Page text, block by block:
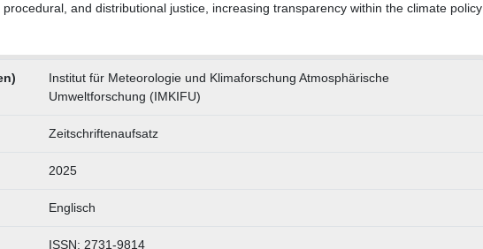
and distributional justice, increasing transparency within the climate policy
Institut für Meteorologie und Klimaforschung Atmosphärische
Umweltforschung (IMKIFU)
Zeitschriftenaufsatz
2025
Englisch
ISSN: 2731-9814